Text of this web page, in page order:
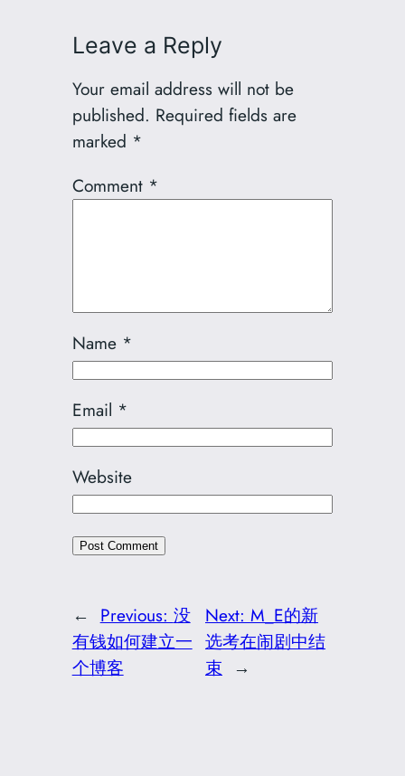
Leave a Reply
Your email address will not be
published. Required fields are
marked *
Comment *
Name *
Email *
Website
← Previous: 没
有钱如何建立一
个博客
Next: M_E的新
选考在闹剧中结
束 →